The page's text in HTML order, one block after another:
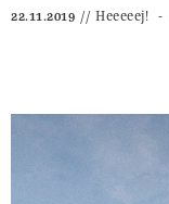
22.11.2019 Heeeeej!